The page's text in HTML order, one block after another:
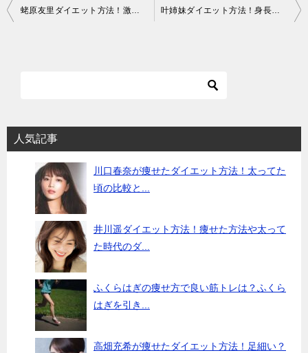
投
シ
蛯原友里ダイエット方法！激太り？太った？身長体重は？出産後も維持した美脚＆ボディの秘訣は？ 叶姉妹ダイエット方法！身長体重は？年齢を感じさせないボディの3つの秘訣は？
人気記事
川口春奈が痩せたダイエット方法！太ってた
頃の比較と...
井川遥ダイエット方法！痩せた方法や太って
た時代のダ...
ふくらはぎの痩せ方で良い筋トレは？ふくら
はぎを引き...
高畑充希が痩せたダイエット方法！足細い？